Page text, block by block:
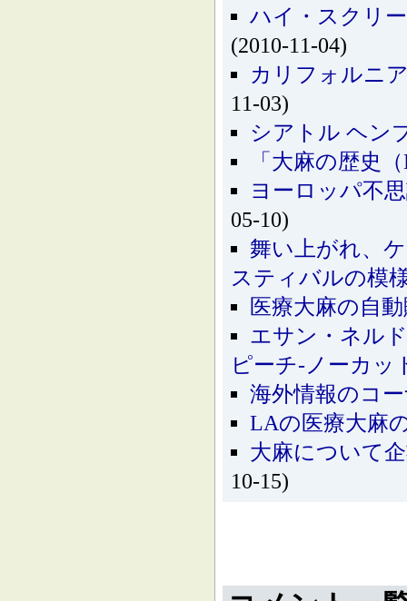
ハイ・スクリ
(2010-11-04)
カリフォルニ
11-03)
シアトル ヘン
「大麻の歴史
ヨーロッパ不
05-10)
舞い上がれ、
スティバルの模
医療大麻の自
エサン・ネル
ピーチ‐ノーカッ
海外情報のコ
LAの医療大麻
大麻について
10-15)